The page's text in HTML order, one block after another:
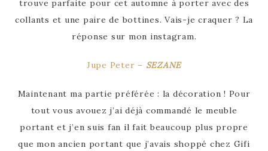
trouve parfaite pour cet automne à porter avec des
collants et une paire de bottines. Vais-je craquer ? La
réponse sur mon instagram.
Jupe Peter – SEZANE
Maintenant ma partie préférée : la décoration ! Pour
tout vous avouez j’ai déjà commandé le meuble
portant et j’en suis fan il fait beaucoup plus propre
que mon ancien portant que j’avais shoppé chez Gifi